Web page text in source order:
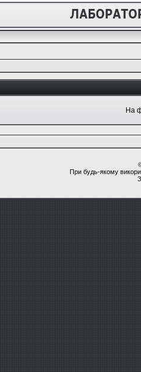
На
При будь-якому